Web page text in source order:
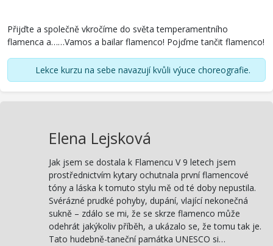
Přijďte a společně vkročíme do světa temperamentního
flamenca a……Vamos a bailar flamenco! Pojďme tančit flamenco!
Lekce kurzu na sebe navazují kvůli výuce choreografie.
Elena Lejsková
Jak jsem se dostala k Flamencu V 9 letech jsem
prostřednictvím kytary ochutnala první flamencové
tóny a láska k tomuto stylu mě od té doby nepustila.
Svérázné prudké pohyby, dupání, vlající nekonečná
sukně – zdálo se mi, že se skrze flamenco může
odehrát jakýkoliv příběh, a ukázalo se, že tomu tak je.
Tato hudebně-taneční památka UNESCO si…